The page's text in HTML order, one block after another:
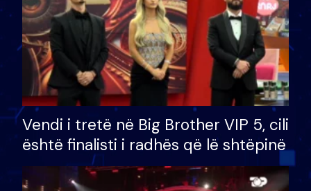
Vendi i tretë në Big Brother VIP 5, cili
është finalisti i radhës që lë shtëpinë